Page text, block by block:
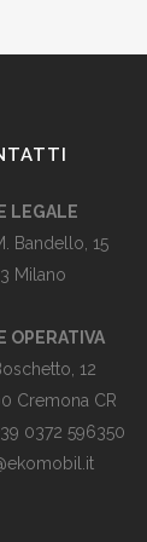
LEGALE
Bandello, 15
Milano
OPERATIVA
12
Cremona CR
0372 596350